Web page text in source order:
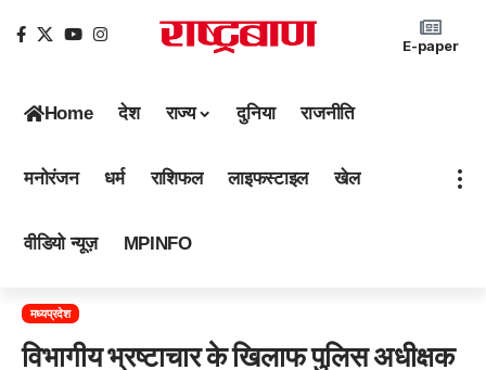
E-paper
Home देश राज्य दुनिया राजनीति
मनोरंजन धर्म राशिफल लाइफस्टाइल खेल
वीडियो न्यूज़ MPINFO
मध्यप्रदेश
विभागीय भ्रष्टाचार के खिलाफ पुलिस अधीक्षक